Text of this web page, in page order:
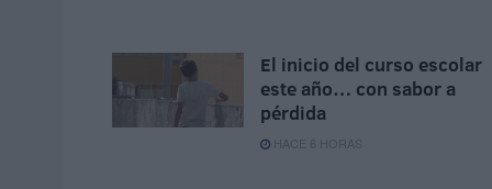
El inicio del curso escolar
este año… con sabor a
pérdida
HACE 6 HORAS